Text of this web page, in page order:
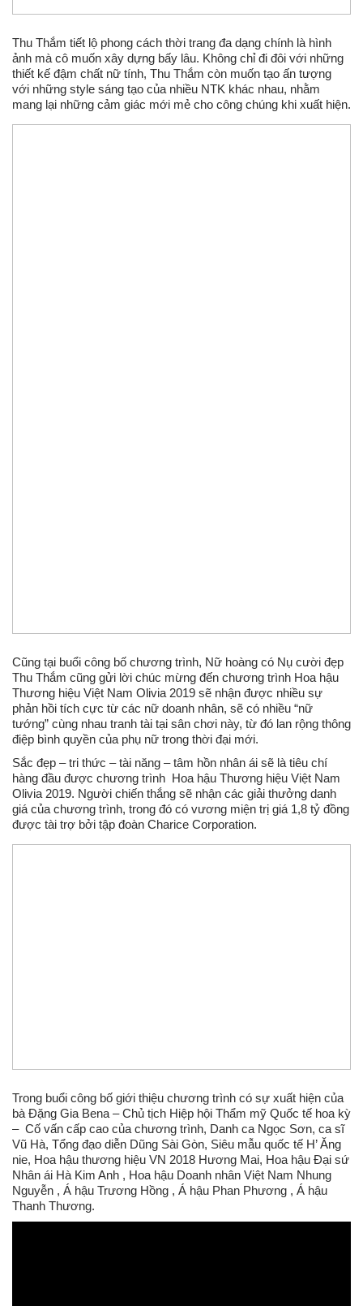
Thu Thắm tiết lộ phong cách thời trang đa dạng chính là hình
ảnh mà cô muốn xây dựng bấy lâu. Không chỉ đi đôi với những
thiết kế đậm chất nữ tính, Thu Thắm còn muốn tạo ấn tượng
với những style sáng tạo của nhiều NTK khác nhau, nhằm
mang lại những cảm giác mới mẻ cho công chúng khi xuất hiện.
Cũng tại buổi công bố chương trình, Nữ hoàng có Nụ cười đẹp
Thu Thắm cũng gửi lời chúc mừng đến chương trình Hoa hậu
Thương hiệu Việt Nam Olivia 2019 sẽ nhận được nhiều sự
phản hồi tích cực từ các nữ doanh nhân, sẽ có nhiều “nữ
tướng” cùng nhau tranh tài tại sân chơi này, từ đó lan rộng thông
điệp bình quyền của phụ nữ trong thời đại mới.
Sắc đẹp – tri thức – tài năng – tâm hồn nhân ái sẽ là tiêu chí
hàng đầu được chương trình Hoa hậu Thương hiệu Việt Nam
Olivia 2019. Người chiến thắng sẽ nhận các giải thưởng danh
giá của chương trình, trong đó có vương miện trị giá 1,8 tỷ đồng
được tài trợ bởi tập đoàn Charice Corporation.
Trong buổi công bố giới thiệu chương trình có sự xuất hiện của
bà Đặng Gia Bena – Chủ tịch Hiệp hội Thẩm mỹ Quốc tế hoa kỳ
– Cố vấn cấp cao của chương trình, Danh ca Ngọc Sơn, ca sĩ
Vũ Hà, Tổng đạo diễn Dũng Sài Gòn, Siêu mẫu quốc tế H’ Ăng
nie, Hoa hậu thương hiệu VN 2018 Hương Mai, Hoa hậu Đại sứ
Nhân ái Hà Kim Anh , Hoa hậu Doanh nhân Việt Nam Nhung
Nguyễn , Á hậu Trương Hồng , Á hậu Phan Phương , Á hậu
Thanh Thương.